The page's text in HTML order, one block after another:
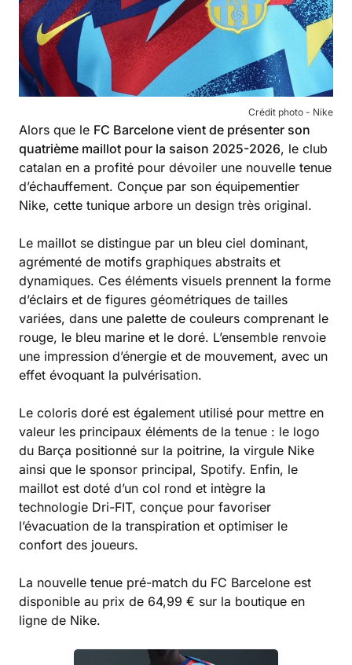
Crédit photo - Nike
Alors que le FC Barcelone vient de présenter son
quatrième maillot pour la saison 2025-2026, le club
catalan en a profité pour dévoiler une nouvelle tenue
d’échauffement. Conçue par son équipementier
Nike, cette tunique arbore un design très original.
Le maillot se distingue par un bleu ciel dominant,
agrémenté de motifs graphiques abstraits et
dynamiques. Ces éléments visuels prennent la forme
d’éclairs et de figures géométriques de tailles
variées, dans une palette de couleurs comprenant le
rouge, le bleu marine et le doré. L’ensemble renvoie
une impression d’énergie et de mouvement, avec un
effet évoquant la pulvérisation.
Le coloris doré est également utilisé pour mettre en
valeur les principaux éléments de la tenue : le logo
du Barça positionné sur la poitrine, la virgule Nike
ainsi que le sponsor principal, Spotify. Enfin, le
maillot est doté d’un col rond et intègre la
technologie Dri-FIT, conçue pour favoriser
l’évacuation de la transpiration et optimiser le
confort des joueurs.
La nouvelle tenue pré-match du FC Barcelone est
disponible au prix de 64,99 € sur la boutique en
ligne de Nike.